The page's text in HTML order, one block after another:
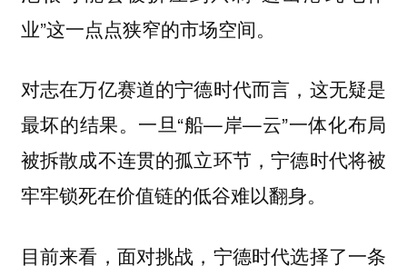
业”这一点点狭窄的市场空间。
对志在万亿赛道的宁德时代而言，这无疑是
最坏的结果。一旦“船—岸—云”一体化布局
被拆散成不连贯的孤立环节，宁德时代将被
牢牢锁死在价值链的低谷难以翻身。
目前来看，面对挑战，宁德时代选择了一条